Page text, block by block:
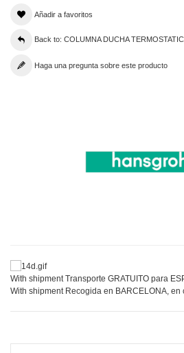
Añadir a favoritos
Back to: COLUMNA DUCHA
Haga una pregunta sobre este producto
With shipment Transporte GRATUITO para
With shipment Recogida en BARCELONA, en